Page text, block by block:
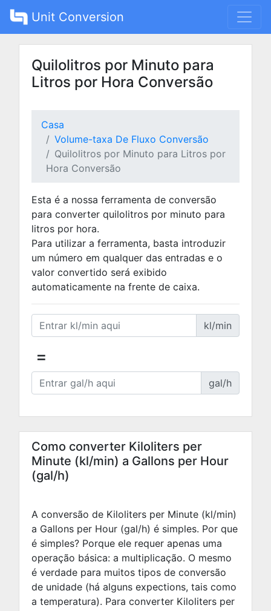
Unit Conversion
Quilolitros por Minuto para
Litros por Hora Conversão
Casa
Volume-taxa De Fluxo Conversão
Quilolitros por Minuto para Litros por
Hora Conversão
Esta é a nossa ferramenta de conversão
para converter quilolitros por minuto para
litros por hora.
Para utilizar a ferramenta, basta introduzir
um número em qualquer das entradas e o
valor convertido será exibido
automaticamente na frente de caixa.
kl/min
=
gal/h
Como converter Kiloliters per
Minute (kl/min) a Gallons per Hour
(gal/h)
A conversão de Kiloliters per Minute (kl/min)
a Gallons per Hour (gal/h) é simples. Por que
é simples? Porque ele requer apenas uma
operação básica: a multiplicação. O mesmo
é verdade para muitos tipos de conversão
de unidade (há alguns expections, tais como
a temperatura). Para converter Kiloliters per